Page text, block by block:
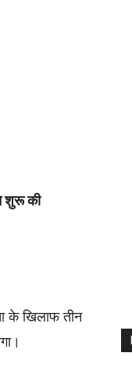
शुरू की
के खिलाफ तीन